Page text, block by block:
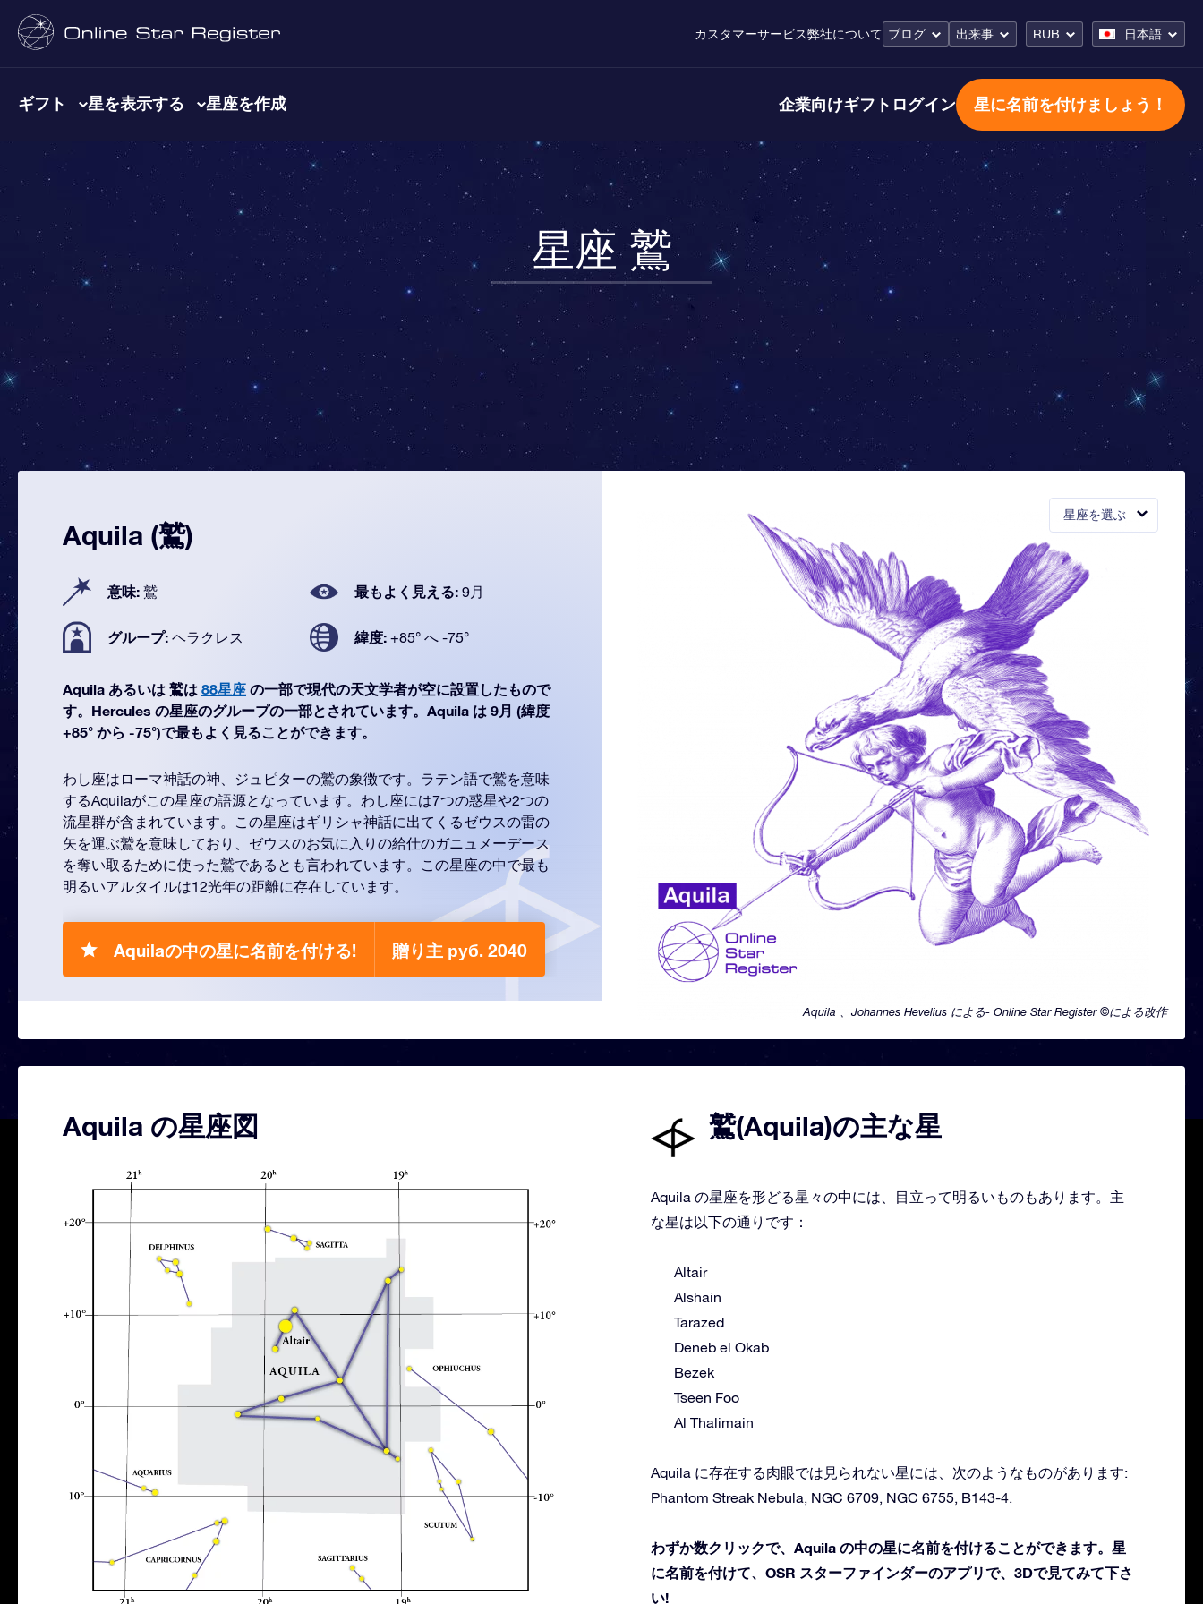
カスタマーサービス弊社について ブログ 出来事 RUB 日本語
ギフト 星を表示する 星座を作成 企業向けギフト ログイン 星に名前を付けましょう！
星座 鷲
星座を選ぶ
Aquila 、Johannes Hevelius による- Online Star Register ©による改作
Aquila (鷲)
意味: 鷲 最もよく見える: 9月
グループ: ヘラクレス 緯度: +85° へ -75°
Aquila あるいは 鷲は 88星座 の一部で現代の天文学者が空に設置したもので
す。Hercules の星座のグループの一部とされています。Aquila は 9月 (緯度
+85° から -75°)で最もよく見ることができます。
わし座はローマ神話の神、ジュピターの鷲の象徴です。ラテン語で鷲を意味
するAquilaがこの星座の語源となっています。わし座には7つの惑星や2つの
流星群が含まれています。この星座はギリシャ神話に出てくるゼウスの雷の
矢を運ぶ鷲を意味しており、ゼウスのお気に入りの給仕のガニュメーデース
を奪い取るために使った鷲であるとも言われています。この星座の中で最も
明るいアルタイルは12光年の距離に存在しています。
Aquilaの中の星に名前を付ける! 贈り主 руб. 2040
Aquila の星座図 鷲(Aquila)の主な星
Aquila の星座を形どる星々の中には、目立って明るいものもあります。主
な星は以下の通りです：
Altair
Alshain
Tarazed
Deneb el Okab
Bezek
Tseen Foo
Al Thalimain
Aquila に存在する肉眼では見られない星には、次のようなものがあります:
Phantom Streak Nebula, NGC 6709, NGC 6755, B143-4.
わずか数クリックで、Aquila の中の星に名前を付けることができます。星
に名前を付けて、OSR スターファインダーのアプリで、3Dで見てみて下さ
い!